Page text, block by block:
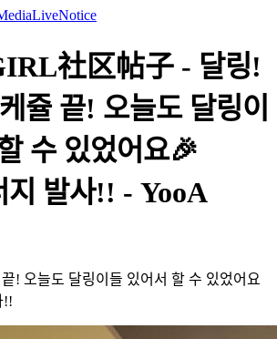
LiveNotice
社区帖子 - 달링!
쥴 끝! 오늘도 달링이
수 있었어요🎉
지 발사!! - YooA
! 오늘도 달링이들 있어서 할 수 있었어요
!!